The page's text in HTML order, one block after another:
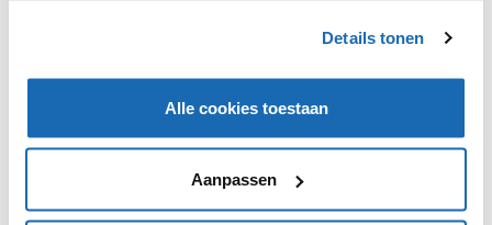
Details tonen
Alle cookies toestaan
Aanpassen
VIND IK LEUK VIND IK LEUK
DEEL DIT IN JOUW NETWERK